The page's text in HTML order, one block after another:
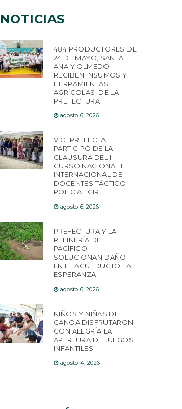
NOTICIAS
484 PRODUCTORES DE
24 DE MAYO, SANTA
ANA Y OLMEDO
RECIBEN INSUMOS Y
HERRAMIENTAS
AGRÍCOLAS DE LA
PREFECTURA
agosto 6, 2026
VICEPREFECTA
PARTICIPÓ DE LA
CLAUSURA DEL I
CURSO NACIONAL E
INTERNACIONAL DE
DOCENTES TÁCTICO
POLICIAL GIR
agosto 6, 2026
PREFECTURA Y LA
REFINERÍA DEL
PACÍFICO
SOLUCIONAN DAÑO
EN EL ACUEDUCTO LA
ESPERANZA
agosto 6, 2026
NIÑOS Y NIÑAS DE
CANOA DISFRUTARON
CON ALEGRÍA LA
APERTURA DE JUEGOS
INFANTILES
agosto 4, 2026